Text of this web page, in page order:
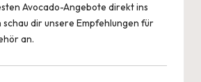
Avocado-Angebote direkt ins
schau dir unsere Empfehlungen für
an.